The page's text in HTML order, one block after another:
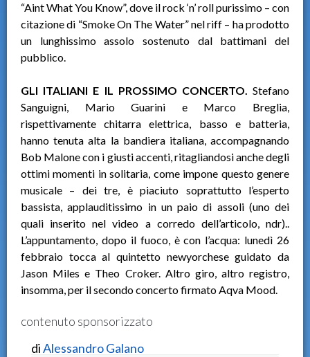
“Aint What You Know”, dove il rock ‘n’ roll purissimo – con
citazione di “Smoke On The Water” nel riff – ha prodotto
un lunghissimo assolo sostenuto dal battimani del
pubblico.
GLI ITALIANI E IL PROSSIMO CONCERTO. Stefano
Sanguigni, Mario Guarini e Marco Breglia,
rispettivamente chitarra elettrica, basso e batteria,
hanno tenuta alta la bandiera italiana, accompagnando
Bob Malone con i giusti accenti, ritagliandosi anche degli
ottimi momenti in solitaria, come impone questo genere
musicale – dei tre, è piaciuto soprattutto l’esperto
bassista, applauditissimo in un paio di assoli (uno dei
quali inserito nel video a corredo dell’articolo, ndr)..
L’appuntamento, dopo il fuoco, è con l’acqua: lunedì 26
febbraio tocca al quintetto newyorchese guidato da
Jason Miles e Theo Croker. Altro giro, altro registro,
insomma, per il secondo concerto firmato Aqva Mood.
contenuto sponsorizzato
diAlessandro Galano